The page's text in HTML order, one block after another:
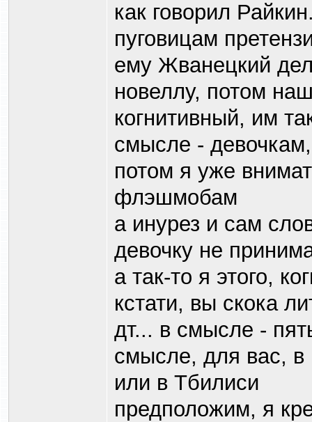
как говорил
пуговицам
ему Жванецкий
новеллу, потом
когнитивный, им
смысле -
потом я уже
флэшмобам
а инурез и сам
девочку не
а так-то я этого,
кстати, вы скока
дт... в смысле -
смысле, для вас, в
или в Тбилиси
предположим, я